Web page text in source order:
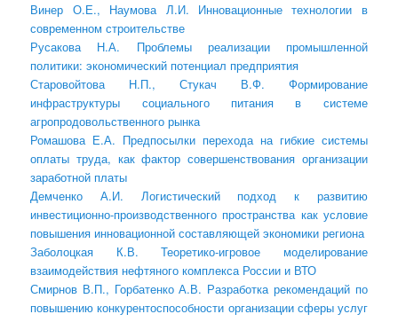
Винер О.Е., Наумова Л.И. Инновационные технологии в
современном строительстве
Русакова Н.А. Проблемы реализации промышленной
политики: экономический потенциал предприятия
Старовойтова Н.П., Стукач В.Ф. Формирование
инфраструктуры социального питания в системе
агропродовольственного рынка
Ромашова Е.А. Предпосылки перехода на гибкие системы
оплаты труда, как фактор совершенствования организации
заработной платы
Демченко А.И. Логистический подход к развитию
инвестиционно-производственного пространства как условие
повышения инновационной составляющей экономики региона
Заболоцкая К.В. Теоретико-игровое моделирование
взаимодействия нефтяного комплекса России и ВТО
Смирнов В.П., Горбатенко А.В. Разработка рекомендаций по
повышению конкурентоспособности организации сферы услуг